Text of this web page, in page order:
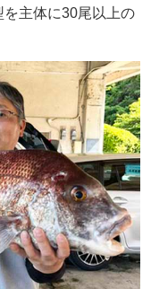
主体に30尾以上の